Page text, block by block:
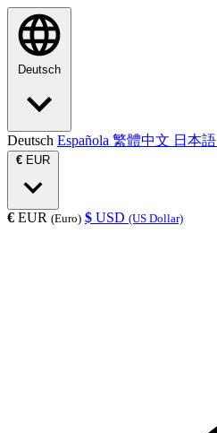
Deutsch
Deutsch Española 繁體中文 日本語
€ EUR
€ EUR (Euro) $ USD (US Dollar)